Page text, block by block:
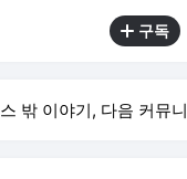
구독
밖 이야기, 다음 커뮤니티 웹